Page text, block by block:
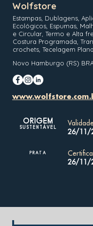
Wolfstore
Estampas, Dublagens,
Ecológicos, Espumas,
e Circular, Termo e Alta
Costura Programada,
crochets, Tecelagem Plana.
Novo Hamburgo (RS)
ORIGEM
SUSTENTÁVEL
PRATA
26/11/
26/11/